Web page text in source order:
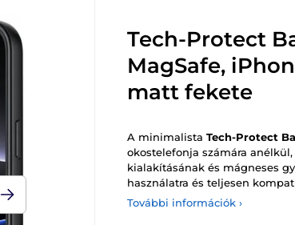
Tech-Protect
MagSafe,
matt fekete
A minimalista Tech-Protect
okostelefonja számára
kialakításának és mágneses
használatra és teljesen
További információk ›